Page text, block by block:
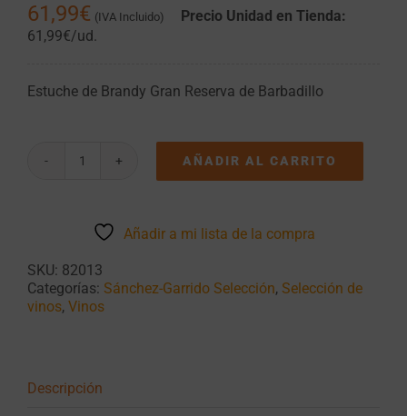
61,99€ (IVA Incluido)
Precio Unidad en Tienda:
61,99€/ud.
Estuche de Brandy Gran Reserva de Barbadillo
Estuche
Gran
Reserva
Barbadillo
cantidad
AÑADIR AL CARRITO
Añadir a mi lista de la compra
SKU: 82013
Categorías: Sánchez-Garrido Selección, Selección de
vinos, Vinos
Descripción